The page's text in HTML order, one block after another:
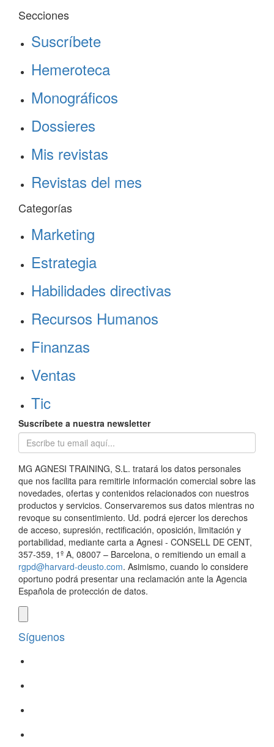
Secciones
Suscríbete
Hemeroteca
Monográficos
Dossieres
Mis revistas
Revistas del mes
Categorías
Marketing
Estrategia
Habilidades directivas
Recursos Humanos
Finanzas
Ventas
Tic
Suscríbete a nuestra newsletter
MG AGNESI TRAINING, S.L. tratará los datos personales
que nos facilita para remitirle información comercial sobre las
novedades, ofertas y contenidos relacionados con nuestros
productos y servicios. Conservaremos sus datos mientras no
revoque su consentimiento. Ud. podrá ejercer los derechos
de acceso, supresión, rectificación, oposición, limitación y
portabilidad, mediante carta a Agnesi - CONSELL DE CENT,
357-359, 1º A, 08007 – Barcelona, o remitiendo un email a
rgpd@harvard-deusto.com. Asimismo, cuando lo considere
oportuno podrá presentar una reclamación ante la Agencia
Española de protección de datos.
Síguenos